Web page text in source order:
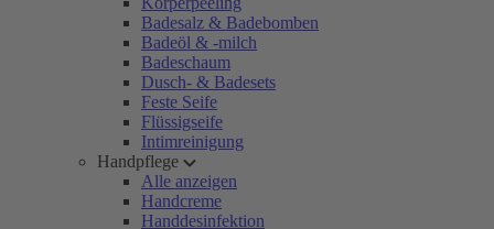
Badesalz & Badebomben
Badeöl & -milch
Badeschaum
Dusch- & Badesets
Feste Seife
Flüssigseife
Intimreinigung
Handpflege
Alle anzeigen
Handcreme
Handdesinfektion